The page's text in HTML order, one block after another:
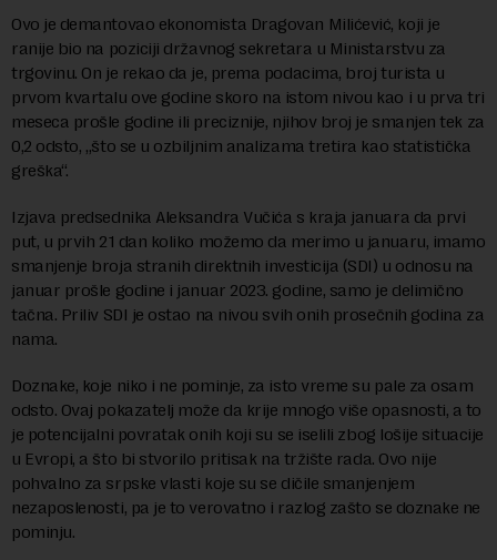
Ovo je demantovao ekonomista Dragovan Milićević, koji je
ranije bio na poziciji državnog sekretara u Ministarstvu za
trgovinu. On je rekao da je, prema podacima, broj turista u
prvom kvartalu ove godine skoro na istom nivou kao i u prva tri
meseca prošle godine ili preciznije, njihov broj je smanjen tek za
0,2 odsto, „što se u ozbiljnim analizama tretira kao statistička
greška“.
Izjava predsednika Aleksandra Vučića s kraja januara da prvi
put, u prvih 21 dan koliko možemo da merimo u januaru, imamo
smanjenje broja stranih direktnih investicija (SDI) u odnosu na
januar prošle godine i januar 2023. godine, samo je delimično
tačna. Priliv SDI je ostao na nivou svih onih prosečnih godina za
nama.
Doznake, koje niko i ne pominje, za isto vreme su pale za osam
odsto. Ovaj pokazatelj može da krije mnogo više opasnosti, a to
je potencijalni povratak onih koji su se iselili zbog lošije situacije
u Evropi, a što bi stvorilo pritisak na tržište rada. Ovo nije
pohvalno za srpske vlasti koje su se dičile smanjenjem
nezaposlenosti, pa je to verovatno i razlog zašto se doznake ne
pominju.